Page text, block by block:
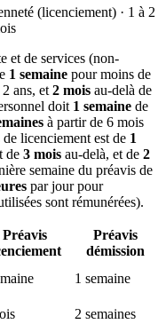
(licenciement) · 1 à 2
et de services (non-
1 semaine pour moins de
ans, et 2 mois au-delà de
doit 1 semaine de
à partir de 6 mois
licenciement est de 1
de 3 mois au-delà, et de 2
semaine du préavis de
par jour pour
sont rémunérées).
Préavis
Préavis
démission
1 semaine
2 semaines